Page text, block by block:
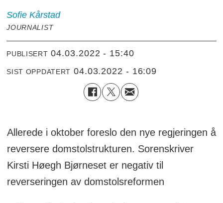
Sofie Kårstad
JOURNALIST
PUBLISERT 04.03.2022 - 15:40
SIST OPPDATERT 04.03.2022 - 16:09
Allerede i oktober foreslo den nye regjeringen å
reversere domstolstrukturen. Sorenskriver
Kirsti Høegh Bjørneset er negativ til
reverseringen av domstolsreformen